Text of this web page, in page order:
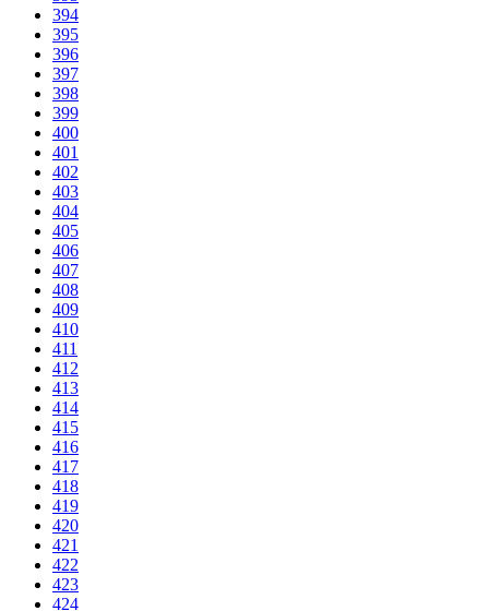
394
395
396
397
398
399
400
401
402
403
404
405
406
407
408
409
410
411
412
413
414
415
416
417
418
419
420
421
422
423
424